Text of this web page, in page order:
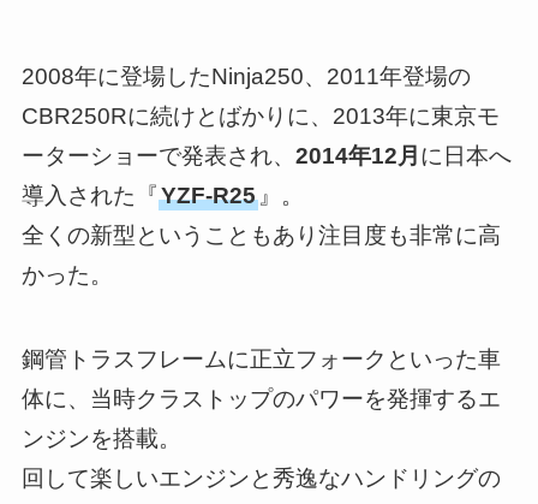
2008年に登場したNinja250、2011年登場の
CBR250Rに続けとばかりに、2013年に東京モ
ーターショーで発表され、 2014年12月 に日本へ
導入された『YZF-R25』。
全くの新型ということもあり注目度も非常に高
かった。
鋼管トラスフレームに正立フォークといった車
体に、当時クラストップのパワーを発揮するエ
ンジンを搭載。
回して楽しいエンジンと秀逸なハンドリングの